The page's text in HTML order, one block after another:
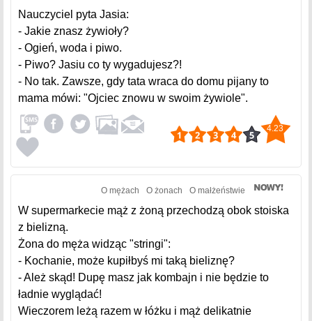
Nauczyciel pyta Jasia:
- Jakie znasz żywioły?
- Ogień, woda i piwo.
- Piwo? Jasiu co ty wygadujesz?!
- No tak. Zawsze, gdy tata wraca do domu pijany to
mama mówi: "Ojciec znowu w swoim żywiole".
4.23
O mężach O żonach O małżeństwie
W supermarkecie mąż z żoną przechodzą obok stoiska
z bielizną.
Żona do męża widząc "stringi":
- Kochanie, może kupiłbyś mi taką bieliznę?
- Ależ skąd! Dupę masz jak kombajn i nie będzie to
ładnie wyglądać!
Wieczorem leżą razem w łóżku i mąż delikatnie